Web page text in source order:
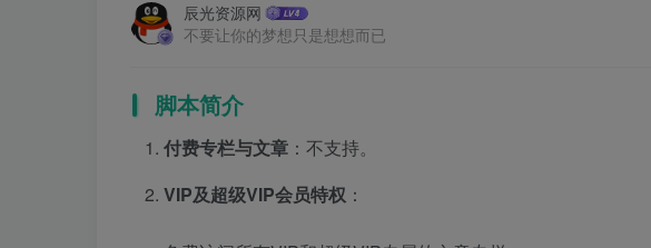
辰光资源网
不要让你的梦想只是想想而已
脚本简介
付费专栏与文章 ：不支持。
VIP及超级VIP会员特权 ：